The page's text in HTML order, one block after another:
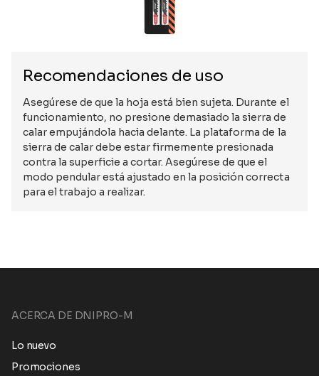
Recomendaciones de uso
Asegúrese de que la hoja está bien sujeta. Durante el
funcionamiento, no presione demasiado la sierra de
calar empujándola hacia delante. La plataforma de la
sierra de calar debe estar firmemente presionada
contra la superficie a cortar. Asegúrese de que el
modo pendular está ajustado en la posición correcta
para el trabajo a realizar.
ACERCA DE DNIPRO-M
Lo nuevo
Promociones